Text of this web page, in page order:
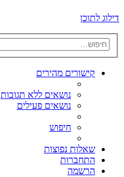
דילוג לתוכן
קישורים מהירים
נושאים ללא תגובות
נושאים פעילים
חיפוש
שאלות נפוצות
התחברות
הרשמה